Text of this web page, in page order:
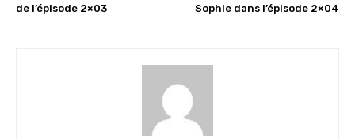
de l’épisode 2×03
Sophie dans l’épisode 2×04